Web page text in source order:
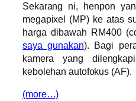
Sekarang ni, henpon
megapixel (MP) ke atas
harga dibawah RM400
saya gunakan). Bagi
kamera yang
kebolehan autofokus (AF).
(more…)